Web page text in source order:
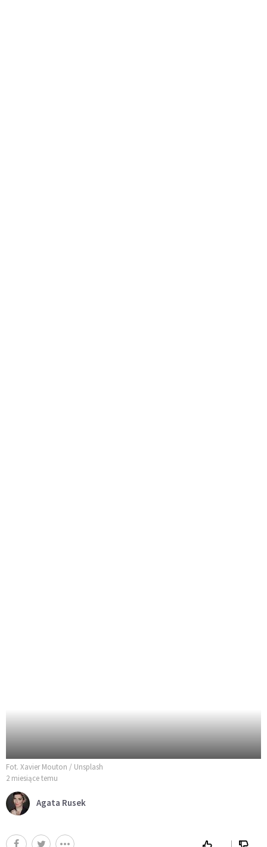
Fot. Xavier Mouton / Unsplash
2 miesiące temu
Agata Rusek